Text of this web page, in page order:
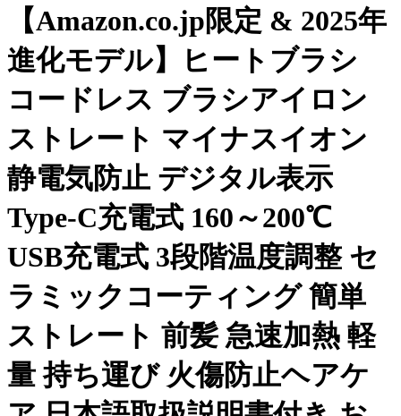
【Amazon.co.jp限定 & 2025年
進化モデル】ヒートブラシ
コードレス ブラシアイロン
ストレート マイナスイオン
静電気防止 デジタル表示
Type-C充電式 160～200℃
USB充電式 3段階温度調整 セ
ラミックコーティング 簡単
ストレート 前髪 急速加熱 軽
量 持ち運び 火傷防止ヘアケ